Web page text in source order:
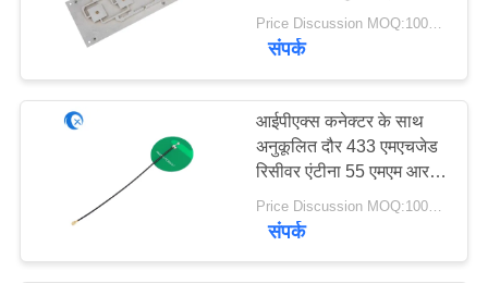
समाचार
डीबीआई लाभ
Price Discussion MOQ:100PCS
संपर्क
आईपीएक्स कनेक्टर के साथ
अनुकूलित दौर 433 एमएचजेड
रिसीवर एंटीना 55 एमएम आरजी
1.13 केबल
संपर्क